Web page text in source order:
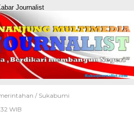
Journalist
/ Sukabumi
WIB